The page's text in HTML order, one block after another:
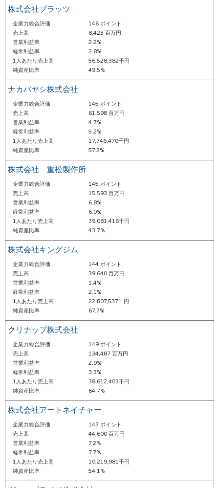
株式会社プラッツ
企業力総合評価
146 ポイント
売上高
8,423 百万円
営業利益率
2.2%
経常利益率
2.8%
1人あたり売上高
56,528,382千円
純資産比率
49.5%
ナカバヤシ株式会社
企業力総合評価
145 ポイント
売上高
61,598 百万円
営業利益率
4.7%
経常利益率
5.2%
1人あたり売上高
17,746,470千円
純資産比率
57.2%
株式会社 重松製作所
企業力総合評価
145 ポイント
売上高
15,593 百万円
営業利益率
6.8%
経常利益率
6.0%
1人あたり売上高
39,081,416千円
純資産比率
43.7%
株式会社キングジム
企業力総合評価
144 ポイント
売上高
39,640 百万円
営業利益率
1.4%
経常利益率
2.1%
1人あたり売上高
22,807,537千円
純資産比率
67.7%
クリナップ株式会社
企業力総合評価
149 ポイント
売上高
134,487 百万円
営業利益率
2.9%
経常利益率
3.3%
1人あたり売上高
38,612,403千円
純資産比率
64.7%
株式会社アートネイチャー
企業力総合評価
143 ポイント
売上高
44,600 百万円
営業利益率
7.2%
経常利益率
7.7%
1人あたり売上高
10,219,981千円
純資産比率
54.1%